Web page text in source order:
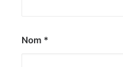
Nom *